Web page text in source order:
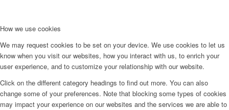
How we use cookies
We may request cookies to be set on your device. We use cookies to let us
know when you visit our websites, how you interact with us, to enrich your
user experience, and to customize your relationship with our website.
Click on the different category headings to find out more. You can also
change some of your preferences. Note that blocking some types of cookies
may impact your experience on our websites and the services we are able to